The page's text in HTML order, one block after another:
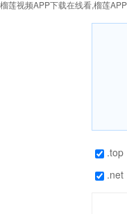
榴莲视频APP下载在线看,榴莲
.top
.net